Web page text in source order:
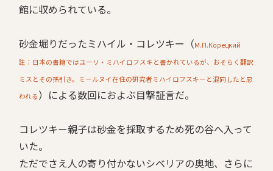
館に収められている。
砂金堀りだったミハイル・コレツキー（М.П.Корецкий
註：日本の書籍ではユーリ・ミハイロフスキと書かれているが、おそらく翻訳
ミスとその孫引き。ミールヌイ在住の研究者ミハイロフスキーと混同したと思
われる ）による数回におよぶ目撃証言だ。
コレツキー親子は砂金を採取するため死の谷へ入って
いた。
ただでさえ人の寄り付かないシベリアの奥地、さらに